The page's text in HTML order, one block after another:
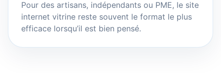
Pour des artisans, indépendants ou PME, le site
internet vitrine reste souvent le format le plus
efficace lorsqu’il est bien pensé.